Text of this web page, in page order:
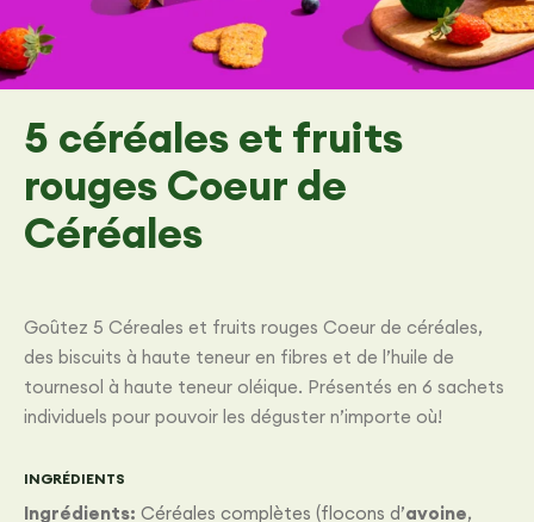
5 céréales et fruits
rouges Coeur de
Céréales
Goûtez 5 Céreales et fruits rouges Coeur de céréales,
des biscuits à haute teneur en fibres et de l’huile de
tournesol à haute teneur oléique. Présentés en 6 sachets
individuels pour pouvoir les déguster n’importe où!
INGRÉDIENTS
Ingrédients: Céréales complètes (flocons d’avoine,